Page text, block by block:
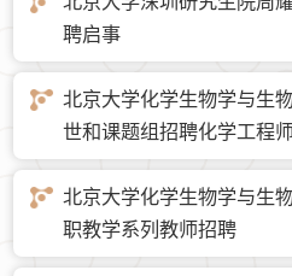
聘启事
北京大学化学生物学与生
世和课题组招聘化学工程师
北京大学化学生物学与生
职教学系列教师招聘